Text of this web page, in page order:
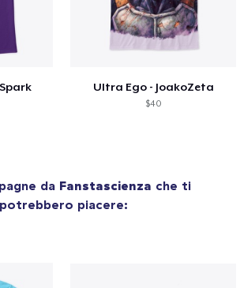
Ultra Ego - JoakoZeta
$40
da Fanstascienza che ti
potrebbero piacere: